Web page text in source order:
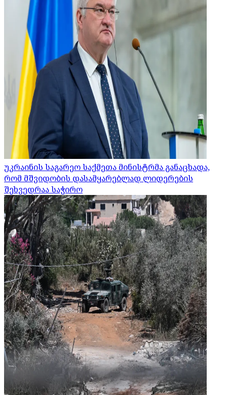
უკრაინის საგარეო საქმეთა მინისტრმა განაცხადა,
რომ მშვიდობის დასამყარებლად ლიდერების
შეხვედრაა საჭირო